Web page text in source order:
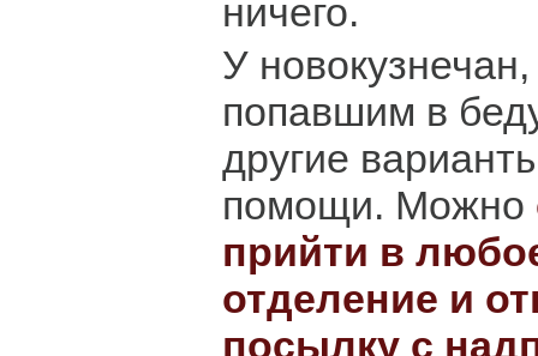
ничего.
У
попавшим в
другие
помощи. Можно
прийти в
отделение и
посылку с